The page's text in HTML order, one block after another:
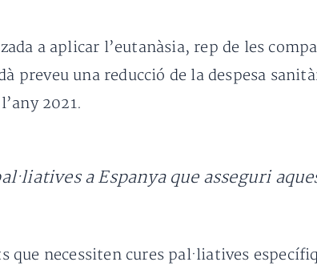
a aplicar l’eutanàsia, rep de les
preveu una reducció de la despesa
2021.
a Espanya que asseguri
que necessiten cures pal·liatives